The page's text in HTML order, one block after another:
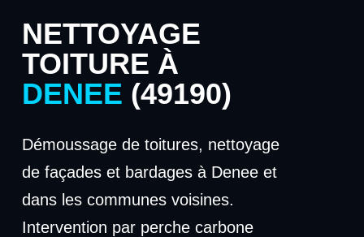
NETTOYAGE
TOITURE À
DENEE (49190)
Démoussage de toitures, nettoyage
de façades et bardages à Denee et
dans les communes voisines.
Intervention par perche carbone